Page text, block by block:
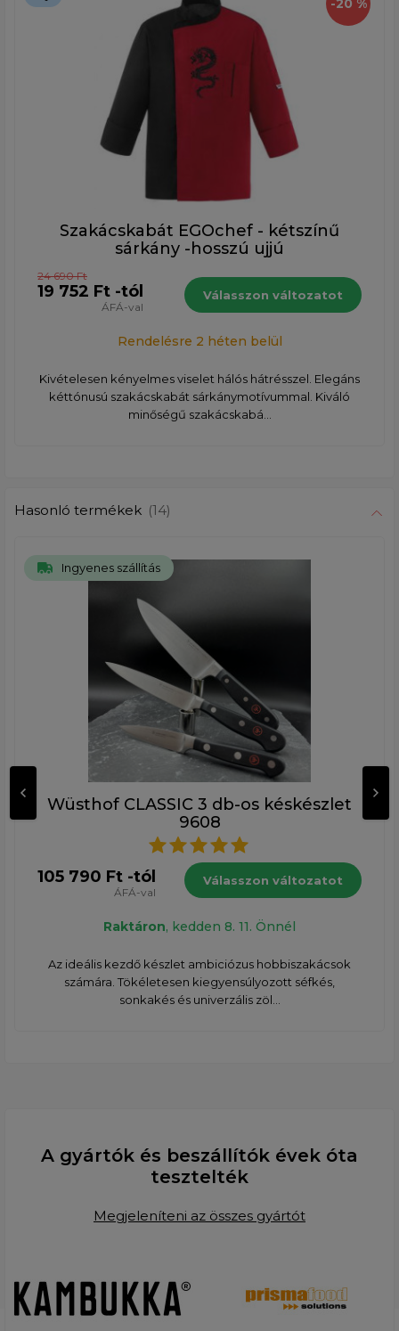
-20 %
Szakácskabát EGOchef - kétszínű
sárkány -hosszú ujjú
24 690 Ft
19 752 Ft -tól
ÁFÁ-val
Válasszon változatot
Rendelésre 2 héten belül
Kivételesen kényelmes viselet hálós hátrésszel. Elegáns
kéttónusú szakácskabát sárkánymotívummal. Kiváló
minőségű szakácskabá...
Hasonló termékek (14)
Ingyenes szállítás
Wüsthof CLASSIC 3 db-os késkészlet
9608
105 790 Ft -tól
ÁFÁ-val
Válasszon változatot
Raktáron, kedden 8. 11. Önnél
Az ideális kezdő készlet ambiciózus hobbiszakácsok
számára. Tökéletesen kiegyensúlyozott séfkés,
sonkakés és univerzális zöl...
A gyártók és beszállítók évek óta
tesztelték
Megjeleníteni az összes gyártót